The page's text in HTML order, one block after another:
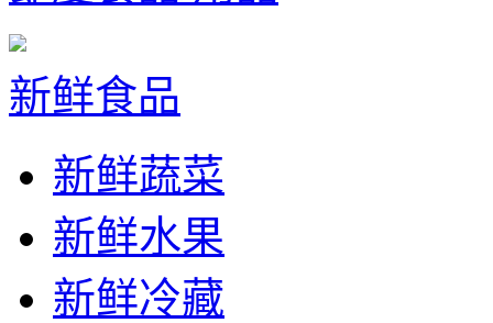
新鲜食品
新鲜蔬菜
新鲜水果
新鲜冷藏